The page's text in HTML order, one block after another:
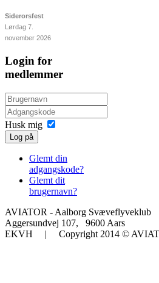
Siderorsfest
Lørdag 7.
november 2026
Login for
medlemmer
Husk mig
Log på
Glemt din
adgangskode?
Glemt dit
brugernavn?
AVIATOR - Aalborg
Aggersundvej 107, 9600 Aars
EKVH | Copyright 2014 ©